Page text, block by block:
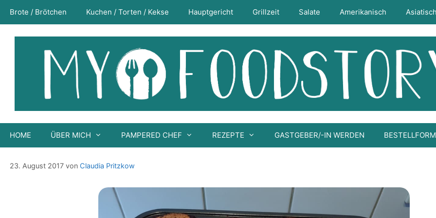
Inhalt
Brote / Brötchen Kuchen / Torten / Kekse Hauptgericht Grillzeit Salate Amerikanisch Asiatisch
HOME ÜBER MICH PAMPERED CHEF REZEPTE GASTGEBER/-IN WERDEN
Chocolate Brownie Cheesecake in der Browienieform Deluxe von Pampered
23. August 2017 von Claudia Pritzkow